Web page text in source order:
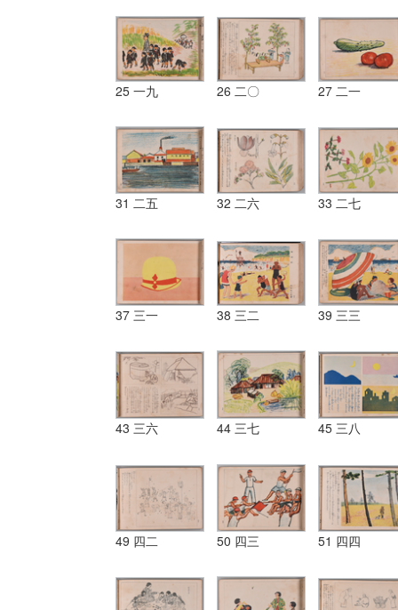
25 一九 26 二〇 27 二一
31 二五 32 二六 33 二七
37 三一 38 三二 39 三三
43 三六 44 三七 45 三八
49 四二 50 四三 51 四四